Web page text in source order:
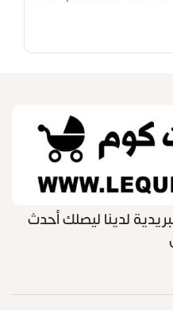
لدينا ليصلك أحدث